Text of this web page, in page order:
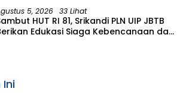
5, 2026 33 Lihat
HUT RI 81, Srikandi PLN UIP JBTB
Edukasi Siaga Kebencanaan dan